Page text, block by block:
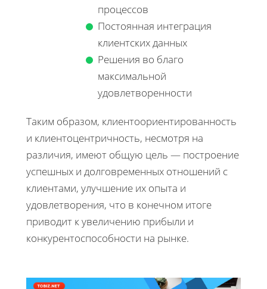
процессов
Постоянная интеграция
клиентских данных
Решения во благо
максимальной
удовлетворенности
Таким образом, клиентоориентированность
и клиентоцентричность, несмотря на
различия, имеют общую цель — построение
успешных и долговременных отношений с
клиентами, улучшение их опыта и
удовлетворения, что в конечном итоге
приводит к увеличению прибыли и
конкурентоспособности на рынке.